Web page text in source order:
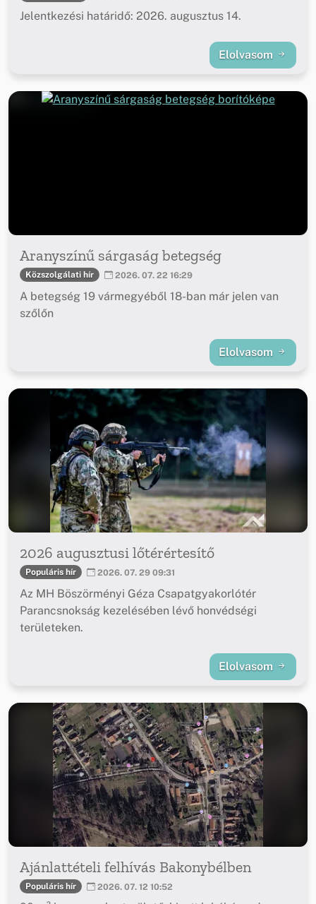
Jelentkezési határidő: 2026. augusztus 14.
Elolvasom
Aranyszínű sárgaság betegség
Közszolgálati hír 2026. 07. 22 16:29
A betegség 19 vármegyéből 18-ban már jelen van
szőlőn
Elolvasom
2026 augusztusi lőtérértesítő
Populáris hír 2026. 07. 29 09:31
Az MH Böszörményi Géza Csapatgyakorlótér
Parancsnokság kezelésében lévő honvédségi
területeken.
Elolvasom
Ajánlattételi felhívás Bakonybélben
Populáris hír 2026. 07. 12 10:52